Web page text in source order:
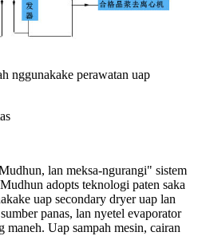
nggunakake perawatan uap
lan meksa-ngurangi" sistem
adopts teknologi paten saka
uap secondary dryer uap lan
panas, lan nyetel evaporator
maneh. Uap sampah mesin, cairan